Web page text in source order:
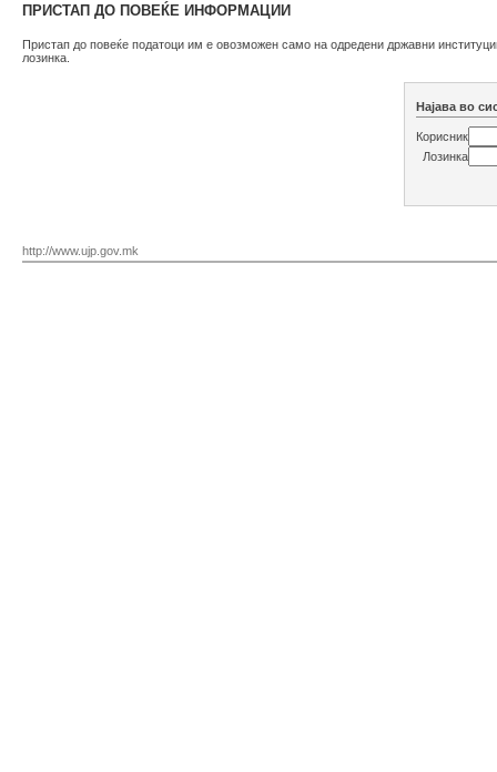
ПРИСТАП ДО ПОВЕЌЕ ИНФОРМАЦИИ
Пристап до повеќе податоци им е овозможен само на одредени државни
лозинка.
Најава во
Корисник
Лозинка
http://www.ujp.gov.mk